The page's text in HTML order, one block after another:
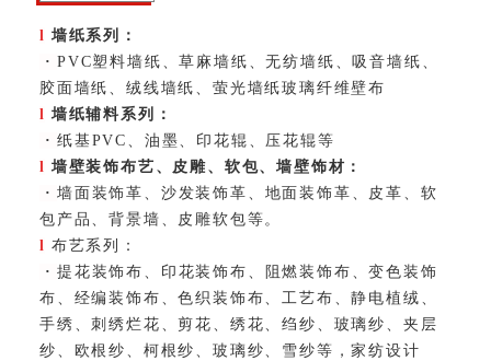
l 墙纸系列：
· PVC塑料墙纸、草麻墙纸、无纺墙纸、吸音墙纸、
胶面墙纸、绒线墙纸、萤光墙纸玻璃纤维壁布
l 墙纸辅料系列：
· 纸基PVC、油墨、印花辊、压花辊等
l 墙壁装饰布艺、皮雕、软包、墙壁饰材：
· 墙面装饰革、沙发装饰革、地面装饰革、皮革、软
包产品、背景墙、皮雕软包等。
l 布艺系列：
· 提花装饰布、印花装饰布、阻燃装饰布、变色装饰
布、经编装饰布、色织装饰布、工艺布、静电植绒、
手绣、刺绣烂花、剪花、绣花、绉纱、玻璃纱、夹层
纱、欧根纱、柯根纱、玻璃纱、雪纱等，家纺设计